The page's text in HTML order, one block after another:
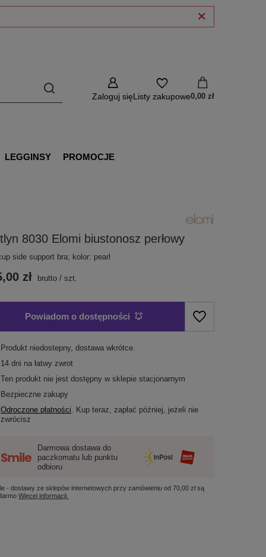
Zaloguj sięListy zakupowe0,00 zł
LEGGINSY PROMOCJE
8030 Elomi biustonosz perłowy
side support bra; kolor: pearl
zł brutto /szt.
Powiadom o dostępności
Produkt niedostepny, dostawa wkrótce
14 dni na łatwy zwrot
Ten produkt nie jest dostępny w sklepie stacjonarnym
Bezpieczne zakupy
Odroczone płatności . Kup teraz, zapłać później, jeżeli nie
zwrócisz
Darmowa dostawa do
paczkomatu lub punktu
odbioru
- dostawy ze sklepów internetowych przy zamówieniu od70,00 złsą
Więcej informacji.